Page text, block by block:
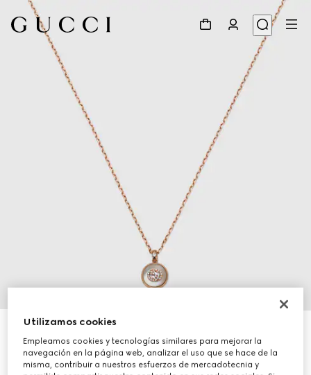
Collar Gucci Interlocking de 18 kt diamantes
€ 3.250
Utilizamos cookies
Empleamos cookies y tecnologías similares para mejorar la
navegación en la página web, analizar el uso que se hace de la
misma, contribuir a nuestros esfuerzos de mercadotecnia y